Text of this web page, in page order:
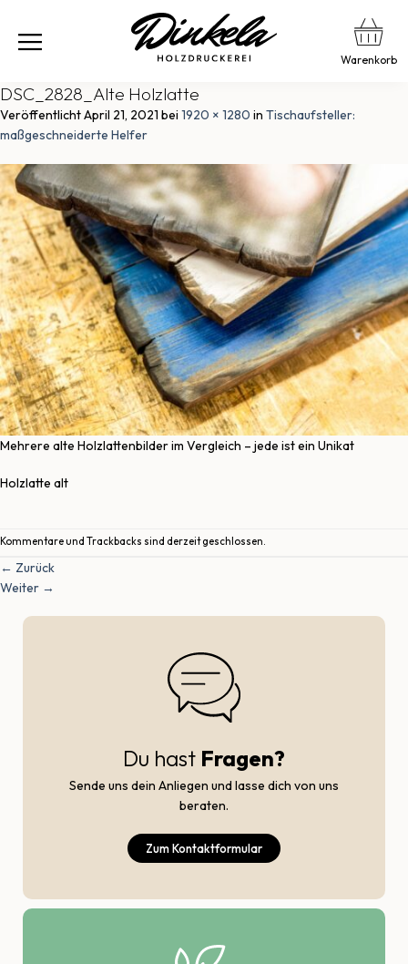
Warenkorb
DSC_2828_Alte Holzlatte
VeröffentlichtApril 21, 2021 bei 1920 × 1280 in Tischaufsteller:
maßgeschneiderte Helfer
Mehrere alte Holzlattenbilder im Vergleich – jede ist ein Unikat
Holzlatte alt
Kommentare und Trackbacks sind derzeit geschlossen.
← Zurück
Weiter →
Du hast Fragen?
Sende uns dein Anliegen und lasse dich von uns
beraten.
Zum Kontaktformular